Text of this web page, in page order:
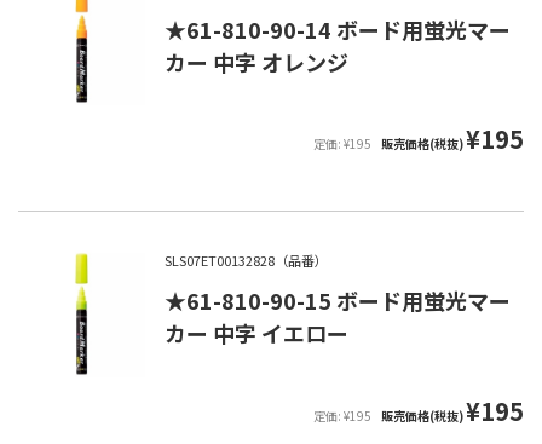
★61-810-90-14 ボード用蛍光マー
カー 中字 オレンジ
定価: ¥195 販売価格(税抜)¥195
SLS07ET00132828（品番）
★61-810-90-15 ボード用蛍光マー
カー 中字 イエロー
定価: ¥195 販売価格(税抜)¥195